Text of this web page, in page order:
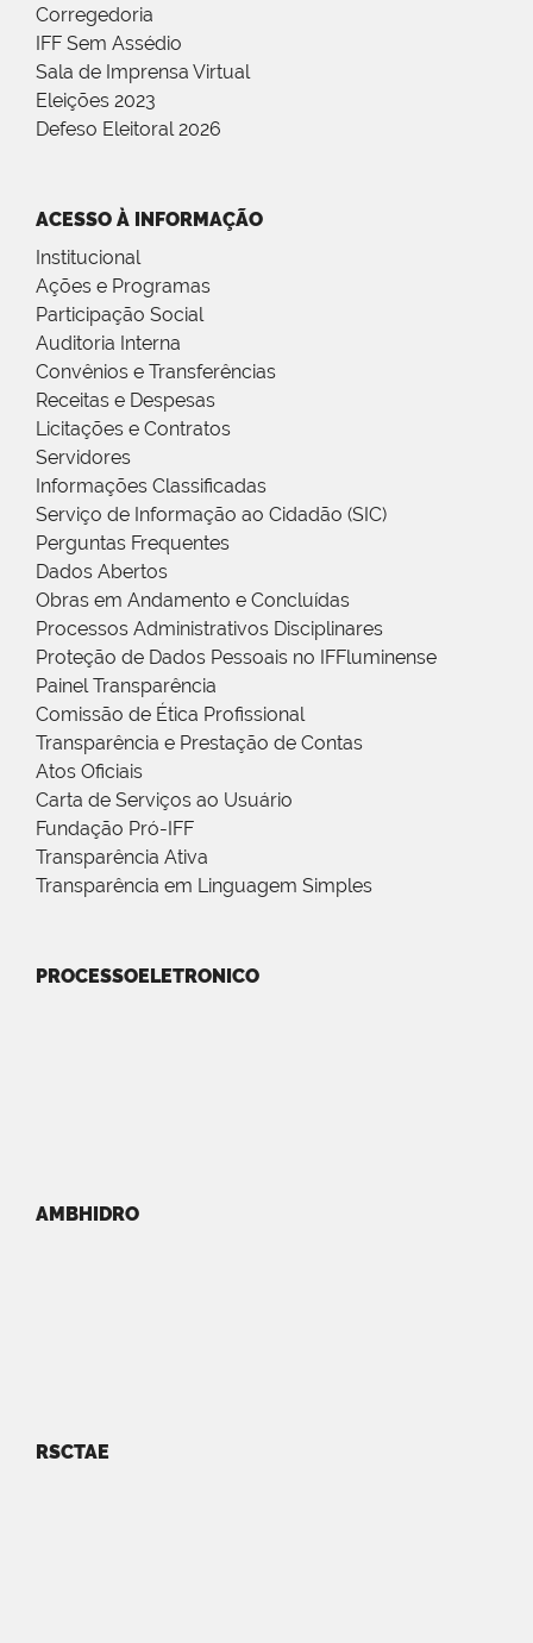
Corregedoria
IFF Sem Assédio
Sala de Imprensa Virtual
Eleições 2023
Defeso Eleitoral 2026
ACESSO À INFORMAÇÃO
Institucional
Ações e Programas
Participação Social
Auditoria Interna
Convênios e Transferências
Receitas e Despesas
Licitações e Contratos
Servidores
Informações Classificadas
Serviço de Informação ao Cidadão (SIC)
Perguntas Frequentes
Dados Abertos
Obras em Andamento e Concluídas
Processos Administrativos Disciplinares
Proteção de Dados Pessoais no IFFluminense
Painel Transparência
Comissão de Ética Profissional
Transparência e Prestação de Contas
Atos Oficiais
Carta de Serviços ao Usuário
Fundação Pró-IFF
Transparência Ativa
Transparência em Linguagem Simples
PROCESSOELETRONICO
AMBHIDRO
RSCTAE